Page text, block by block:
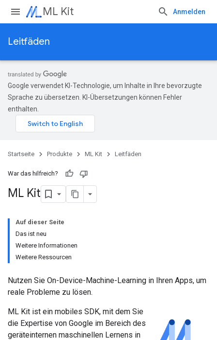
ML Kit Anmelden
Leitfäden
Google verwendet KI-Technologie, um Inhalte in Ihre bevorzugte
Sprache zu übersetzen. KI-Übersetzungen können Fehler
enthalten.
Startseite Produkte ML Kit Leitfäden
War das hilfreich?
ML Kit
Auf dieser Seite
Das ist neu
Weitere Informationen
Weitere Ressourcen
Nutzen Sie On-Device-Machine-Learning in Ihren Apps, um
reale Probleme zu lösen.
ML Kit ist ein mobiles SDK, mit dem Sie
die Expertise von Google im Bereich des
geräteinternen maschinellen Lernens in